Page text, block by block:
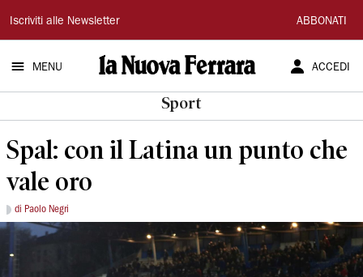
La
Nuova
Ferrara
Iscriviti alle Newsletter ABBONATI
MENU ACCEDI
Sport
Spal: con il Latina un punto che
vale oro
di Paolo Negri